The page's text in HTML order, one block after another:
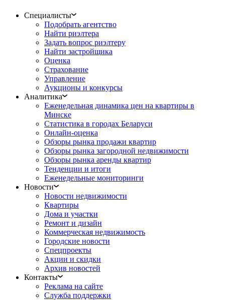
Специалисты
Подобрать агентство
Найти риэлтера
Задать вопрос риэлтеру
Найти застройщика
Оценка
Страхование
Управление
Аукционы и конкурсы
Аналитика
Еженедельная динамика цен на квартиры в
Минске
Статистика в городах Беларуси
Онлайн-оценка
Обзоры рынка продажи квартир
Обзоры рынка загородной недвижимости
Обзоры рынка аренды квартир
Тенденции и итоги
Еженедельные мониторинги
Новости
Новости недвижимости
Квартиры
Дома и участки
Ремонт и дизайн
Коммерческая недвижимость
Городские новости
Спецпроекты
Акции и скидки
Архив новостей
Контакты
Реклама на сайте
Служба поддержки